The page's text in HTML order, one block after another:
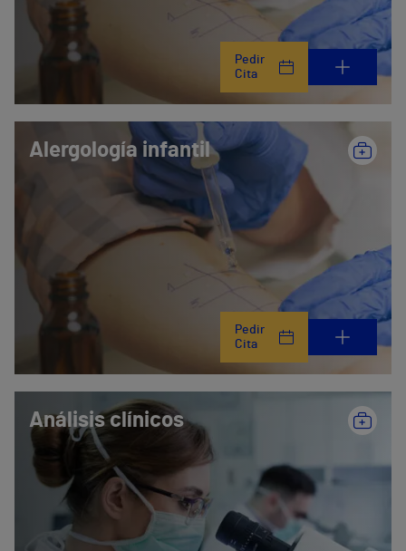
Pedir
Cita
Alergología infantil
Pedir
Cita
Análisis clínicos